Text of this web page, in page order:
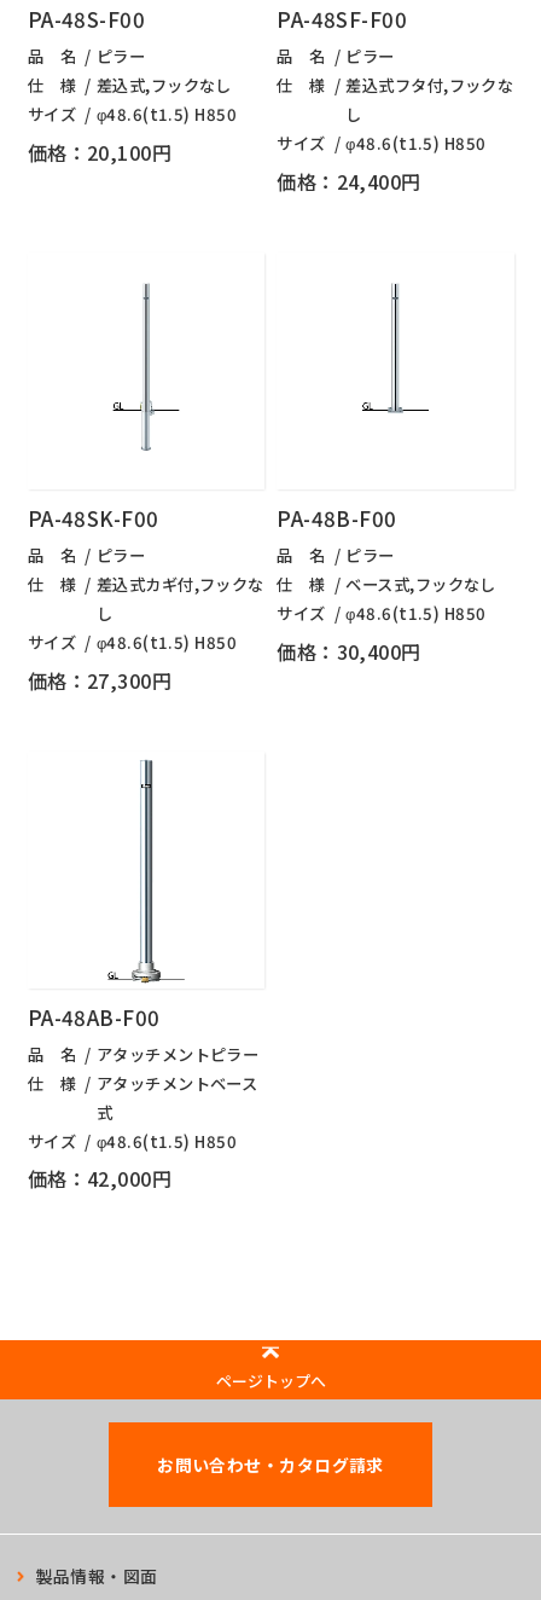
PA-48S-F00
品 名
ピラー
仕 様
差込式,フックなし
サイズ
φ48.6(t1.5) H850
価格：20,100円
PA-48SF-F00
品 名
ピラー
仕 様
差込式フタ付,フックな
し
サイズ
φ48.6(t1.5) H850
価格：24,400円
PA-48SK-F00
品 名
ピラー
仕 様
差込式カギ付,フックな
し
サイズ
φ48.6(t1.5) H850
価格：27,300円
PA-48B-F00
品 名
ピラー
仕 様
ベース式,フックなし
サイズ
φ48.6(t1.5) H850
価格：30,400円
PA-48AB-F00
品 名
アタッチメントピラー
仕 様
アタッチメントベース
式
サイズ
φ48.6(t1.5) H850
価格：42,000円
ページトップへ
製品情報・図面
お問い合わせ・カタログ請求